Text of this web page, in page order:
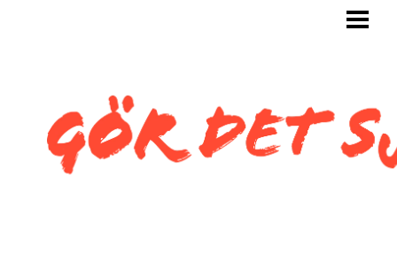
KAKLA SJÄLV
KAKLA TOALETT